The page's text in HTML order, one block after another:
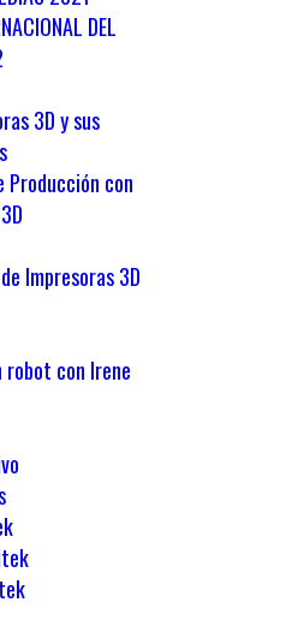
DEL
3D y sus
Producción con
Impresoras 3D
robot con Irene